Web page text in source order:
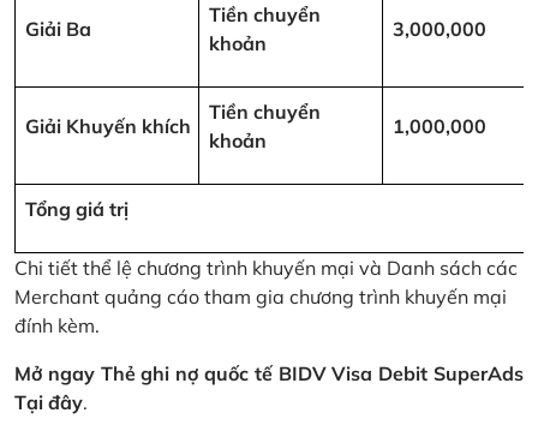
Giải Ba
Tiền chuyển
khoản
3,000,000
Giải Khuyến khích
Tiền chuyển
khoản
1,000,000
Tổng giá trị
Chi tiết thể lệ chương trình khuyến mại và Danh sách các
Merchant quảng cáo tham gia chương trình khuyến mại
đính kèm.
Mở ngay Thẻ ghi nợ quốc tế BIDV Visa Debit SuperAds
Tại đây.